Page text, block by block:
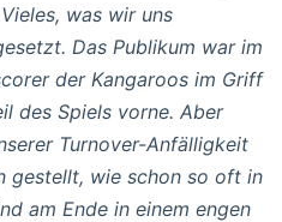
was wir uns
Das Publikum war im
der Kangaroos im Griff
des Spiels vorne. Aber
Turnover-Anfälligkeit
gestellt, wie schon so oft in
am Ende in einem engen